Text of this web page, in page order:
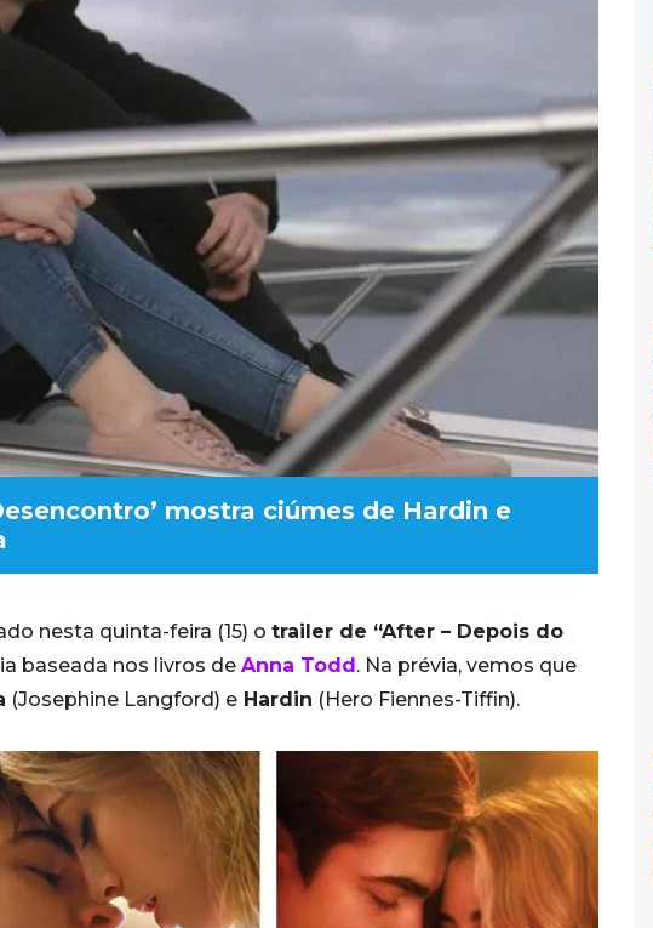
mostra ciúmes de Hardin e
nesta quinta-feira (15) o trailer de “After – Depois do
baseada nos livros de Anna Todd. Na prévia, vemos que
(Josephine Langford) e Hardin (Hero Fiennes-Tiffin).